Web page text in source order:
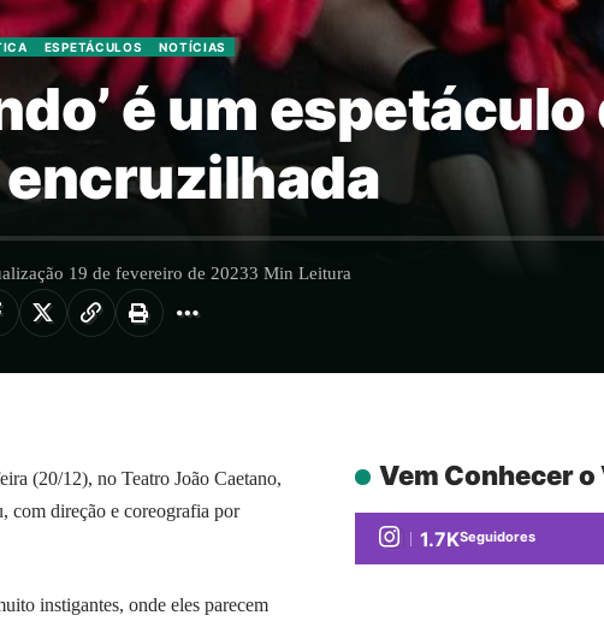
ESPETÁCULOS NOTÍCIAS
é um espetáculo
encruzilhada
19 de fevereiro de 20233 Min Leitura
(20/12), no Teatro João Caetano,
com direção e coreografia por
instigantes, onde eles parecem
Vem Conhecer
1.7KSeguidores